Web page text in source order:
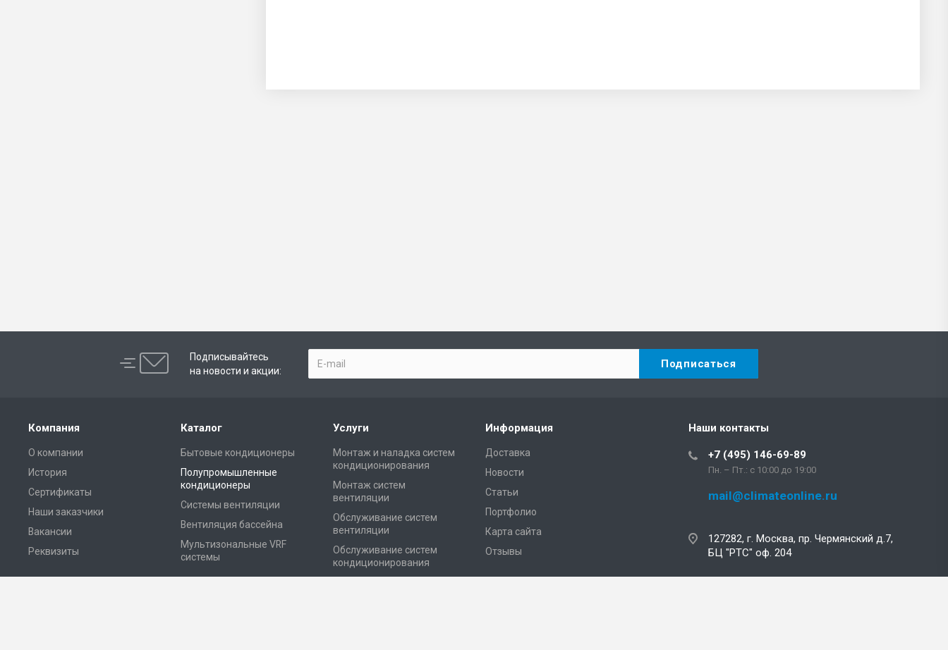
Подписывайтесь
на новости и акции:
Компания
О компании
История
Сертификаты
Наши заказчики
Вакансии
Реквизиты
Каталог
Бытовые кондиционеры
Полупромышленные
кондиционеры
Системы вентиляции
Вентиляция бассейна
Мультизональные VRF
системы
Услуги
Монтаж и наладка систем
кондиционирования
Монтаж систем
вентиляции
Обслуживание систем
вентиляции
Обслуживание систем
кондиционирования
Информация
Доставка
Новости
Статьи
Портфолио
Карта сайта
Отзывы
Наши контакты
+7 (495) 146-69-89
Пн. – Пт.: с 10:00 до 19:00
mail@climateonline.ru
127282, г. Москва, пр. Чермянский д.7,
БЦ "РТС" оф. 204